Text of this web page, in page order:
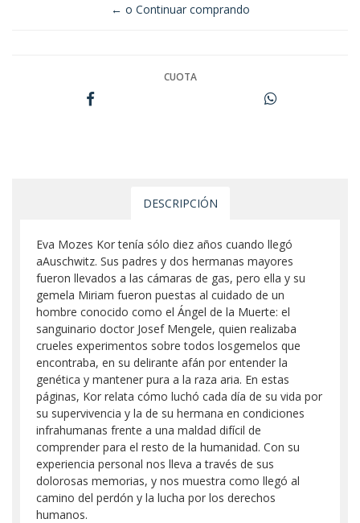
← o Continuar comprando
CUOTA
DESCRIPCIÓN
Eva Mozes Kor tenía sólo diez años cuando llegó
aAuschwitz. Sus padres y dos hermanas mayores
fueron llevados a las cámaras de gas, pero ella y su
gemela Miriam fueron puestas al cuidado de un
hombre conocido como el Ángel de la Muerte: el
sanguinario doctor Josef Mengele, quien realizaba
crueles experimentos sobre todos losgemelos que
encontraba, en su delirante afán por entender la
genética y mantener pura a la raza aria. En estas
páginas, Kor relata cómo luchó cada día de su vida por
su supervivencia y la de su hermana en condiciones
infrahumanas frente a una maldad difícil de
comprender para el resto de la humanidad. Con su
experiencia personal nos lleva a través de sus
dolorosas memorias, y nos muestra como llegó al
camino del perdón y la lucha por los derechos
humanos.